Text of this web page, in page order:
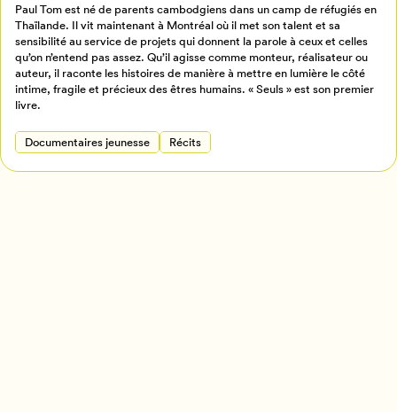
Retour à l’accueil
Paul Tom est né de parents cambodgiens dans un camp de réfugiés en
Thaïlande. Il vit maintenant à Montréal où il met son talent et sa
sensibilité au service de projets qui donnent la parole à ceux et celles
qu’on n’entend pas assez. Qu’il agisse comme monteur, réalisateur ou
auteur, il raconte les histoires de manière à mettre en lumière le côté
intime, fragile et précieux des êtres humains. « Seuls » est son premier
livre.
Documentaires jeunesse Récits
Créer un profil
Annuler